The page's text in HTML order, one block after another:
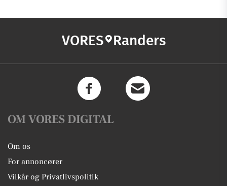
VORES Randers
OM VORES DIGITAL
Om os
For annoncører
Vilkår og Privatlivspolitik